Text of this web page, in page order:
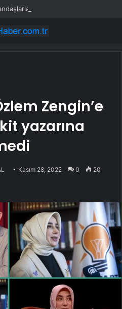
Bir Araya Geldi
Zengin’e
yazarına
Kasım 28, 2022 0 20